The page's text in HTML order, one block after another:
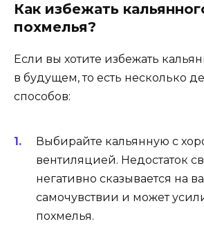
Как избежать
похмелья?
Если вы хотите избежать
в будущем, то есть несколько
способов:
Выбирайте кальянную с
вентиляцией. Недостаток
негативно сказывается на
самочувствии и может
похмелья.